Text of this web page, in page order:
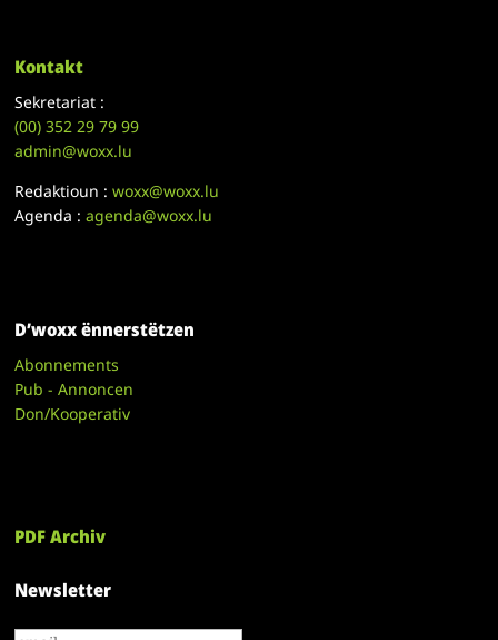
Kontakt
Sekretariat :
(00)352 29 79 99
admin@woxx.lu
Redaktioun :woxx@woxx.lu
Agenda :agenda@woxx.lu
D’woxx ënnerstëtzen
Abonnements
Pub - Annoncen
Don/Kooperativ
PDF Archiv
Newsletter